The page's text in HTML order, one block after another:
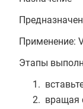
Применение:
Этапы
вращая